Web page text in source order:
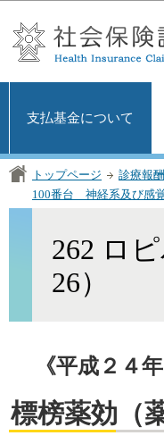
支払基金について
トップページ 診療報
100番台 神経系及び感
262 ロ
26）
《平成２４年
標榜薬効（